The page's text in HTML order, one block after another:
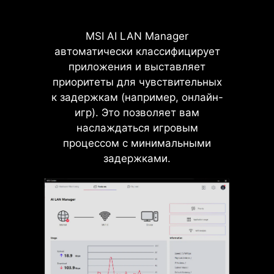
Охлаждение Frozr AI нацелено на
контроль температуры процессора
и видеокарты. Система
искусственного интеллекта
определяет температуру
процессора и видеокарты и
MSI AI LAN Manager
автоматически классифицирует
приложения и выставляет
приоритеты для чувствительных
к задержкам (например, онлайн-
игр). Это позволяет вам
наслаждаться игровым
процессом с минимальными
задержками.
128 Гбит/с
LIGHTNING GEN 5 PCI-
Пропускная способность
составляет 128 ГБ/с –
вдвое больше, чем у